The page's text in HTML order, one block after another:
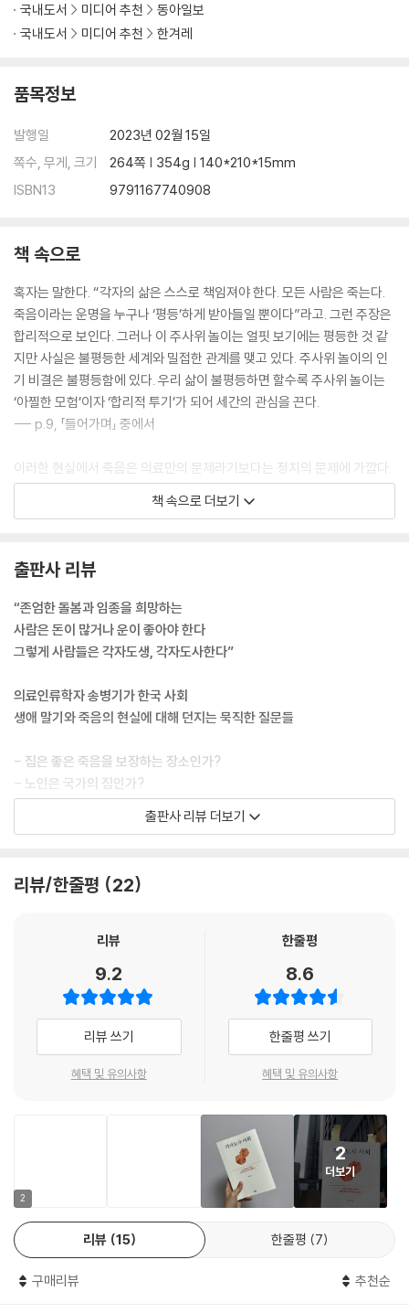
국내도서
미디어 추천
동아일보
국내도서
미디어 추천 한겨레
품목정보
발행일
2023년 02월 15일
쪽수, 무게, 크기
264쪽 | 354g | 140*210*15mm
ISBN13
9791167740908
책 속으로
혹자는 말한다. “각자의 삶은 스스로 책임져야 한다. 모든 사람은 죽는다.
죽음이라는 운명을 누구나 ‘평등’하게 받아들일 뿐이다”라고. 그런 주장은
합리적으로 보인다. 그러나 이 주사위 놀이는 얼핏 보기에는 평등한 것 같
지만 사실은 불평등한 세계와 밀접한 관계를 맺고 있다. 주사위 놀이의 인
기 비결은 불평등함에 있다. 우리 삶이 불평등하면 할수록 주사위 놀이는
‘아찔한 모험’이자 ‘합리적 투기’가 되어 세간의 관심을 끈다.
--- p.9, 「들어가며」 중에서
이러한 현실에서 죽음은 의료만의 문제라기보다는 정치의 문제에 가깝다.
죽음은 개인적인 일인 동시에 내가 사는 일상, 사회와 분리해서 생각할 수
없는 문제다. 환자, 보호자, 의료진의 이야기로 국한할 수 없다. 존엄하게
생계 걱정 없이 집에서 노인 돌봄에만 전념할 수 있는 가족은 드물다. 더욱
이 집이 시설보다 무조건 낫다는 보장도 없다. 열악한 주거 환경 속에서 사
회적 자본이 빈약한 노인에게 집은 안식처라기보다는 고립된 장소다. 생애
--- p.18, 「1장 집」 중에서
하는 방향으로 작동했다. 정부의 정책은 할머니 삶의 조건보다는 할머니의
‘취약함 그 자체’에 관심이 많았다. 할머니 삶의 조건을 개선하기보다는 오
히려 할머니가 취약한 삶에 ‘적응’할 수 있도록 돕고 있었다.
--- p.59, 「3장 커뮤니티 케어」 중에서
과를 초래한다면 그 시술은 무의미한 연명의료가 될 수 있다.
말기 의료결정은 선언적 가치, 의료 윤리, 소통 기술 등으로 ‘깔끔하게’ 정
리될 수 있는 일이 아니었다. 오히려 병원의 운영체계, 한국의 의료 다양성,
의료진의 태도, 보호자의 돌봄, 가족 삶의 조건, 환자의 몸 상태 및 인식 등
이 뒤얽혀 협상을 벌이는 ‘정치적 행위’에 가까웠다. 요컨대 말기 의료결정
은 환자가 ‘어떻게’ 죽음을 맞이할 것인가에 대한 응답이 아니라 환자가 ‘언
제까지’ 살 수 있는지에 대한 합의를 도출하는 일이었다. 환자, 보호자, 의
료진은 저마다의 이유로 ‘죽음의 타이밍’을 고민했다.
정부의 방역은 ‘평등한’ 생명과 죽음을 선험적으로 전제하고 있지만, 오히
려 현존하는 ‘불평등’한 생명과 죽음을 가리고 더 악화시키는 데 기여하고
있다. 한쪽에서는 죽음에 호들갑을 떨고, 다른 쪽에서는 죽음에 침묵하는
우리의 인식을 어렵게 만들고 있다.
--- p.203, 「11장 코로나19」 중에서
책 속으로 더보기
출판사 리뷰
“존엄한 돌봄과 임종을 희망하는
사람은 돈이 많거나 운이 좋아야 한다
그렇게 사람들은 각자도생, 각자도사한다”
의료인류학자 송병기가 한국 사회
생애 말기와 죽음의 현실에 대해 던지는 묵직한 질문들
- 집은 좋은 죽음을 보장하는 장소인가?
- 노인은 국가의 짐인가?
- 왜 호스피스는 ‘임종 처리’ 기관이 되었나?
- 콧줄 단 채 생의 마지막을 맞아야 할까?
의료인류학자 송병기가 터부와 혐오를 넘어 우리의 일상과 공동체를 ‘죽
로 생애 말기 현장 연구를 해온 저자는 《각자도사 사회》에서 집, 노인 돌
를 추적한다. 나아가 무연고자, 현충원, 웰다잉 등의 키워드에 질문하며 죽
음을 둘러싼 국가와 개인의 관계, 관련 정책, 불평등 문제를 보여준다.
우리가 경험하는 죽음의 문제는 주사위 놀이 같다
인류학은 다른 사회과학과 달리, 연구자가 연구의 대상에 해당하는 사람들
다. 프랑스·모로코·일본에서 의료 현장 연구를 마치고 한국으로 돌아온 저
자는 한국 요양시설과 병원, 노인 현실을 마주하며 죽음에 대한 다양한 생
각들과 관점들을 만나게 되었다. 모두 죽음에 관심이 많았지만, 모두 각자
예컨대 생애 말기 돌봄 경험은 보호자에게 ‘고통스러운 일’이었다. 이들은
노부모를 돌볼 때 무엇을 참고하고 믿고 따라야 하는지에 대한 모든 문제
넷 정보를 참고하면서 노부모를 집에서, 응급실에서, 대학병원에서, 요양
출판사 리뷰 더보기
리뷰/한줄평 22
리뷰
9.2
리뷰 쓰기
혜택 및 유의사항
한줄평
8.6
한줄평 쓰기
혜택 및 유의사항
2
2
더보기
리뷰 15 한줄평 7
구매리뷰 추천순